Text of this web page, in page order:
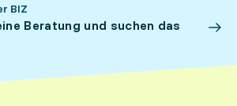
BIZ
Beratung und suchen das